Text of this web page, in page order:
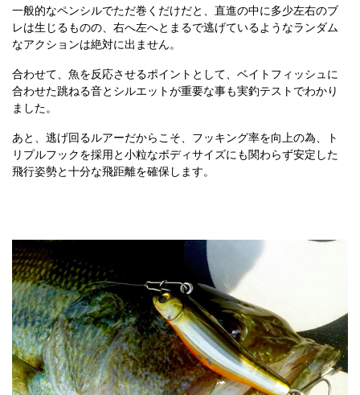
一般的なペンシルでただ巻くだけだと、直進の中に多少左右のブ
レは生じるものの、右へ左へとまるで逃げているようなランダム
なアクションは絶対に出ません。
合わせて、魚を反応させるポイントとして、ベイトフィッシュに
合わせた跳ねる音とシルエットが重要な事も実釣テストでわかり
ました。
あと、逃げ回るルアーだからこそ、フッキング率を向上の為、ト
リプルフックを採用と小粒なボディサイズにも関わらず安定した
飛行姿勢と十分な飛距離を確保します。